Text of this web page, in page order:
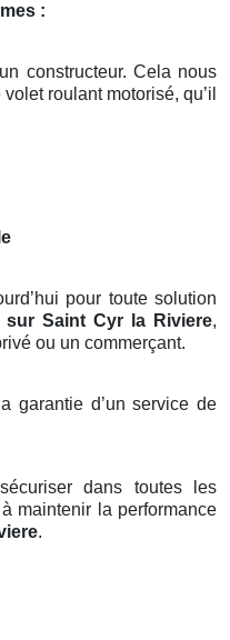
:
constructeur. Cela nous
roulant motorisé, qu’il
pour toute solution
sur Saint Cyr la Riviere,
ou un commerçant.
garantie d’un service de
dans toutes les
maintenir la performance
.